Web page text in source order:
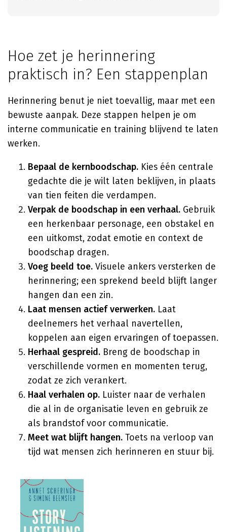
Hoe zet je herinnering
praktisch in? Een stappenplan
Herinnering benut je niet toevallig, maar met een
bewuste aanpak. Deze stappen helpen je om
interne communicatie en training blijvend te laten
werken.
Bepaal de kernboodschap. Kies één centrale
gedachte die je wilt laten beklijven, in plaats
van tien feiten die verdampen.
Verpak de boodschap in een verhaal. Gebruik
een herkenbaar personage, een obstakel en
een uitkomst, zodat emotie en context de
boodschap dragen.
Voeg beeld toe. Visuele ankers versterken de
herinnering; een sprekend beeld blijft langer
hangen dan een zin.
Laat mensen actief verwerken. Laat
deelnemers het verhaal navertellen,
koppelen aan eigen ervaringen of toepassen.
Herhaal gespreid. Breng de boodschap in
verschillende vormen en momenten terug,
zodat ze zich verankert.
Haal verhalen op. Luister naar de verhalen
die al in de organisatie leven en gebruik ze
als brandstof voor communicatie.
Meet wat blijft hangen. Toets na verloop van
tijd wat mensen zich herinneren en stuur bij.